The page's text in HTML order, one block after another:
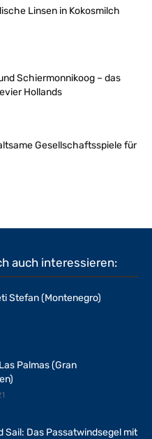
Linsen in Kokosmilch
Schiermonnikoog – das
Hollands
Gesellschaftsspiele für
auch interessieren:
Stefan (Montenegro)
Palmas (Gran
Sail: Das Passatwindsegel mit